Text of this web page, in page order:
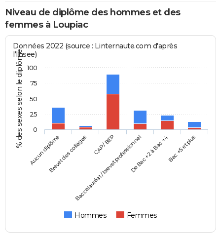
Niveau de diplôme des hommes et des
femmes à Loupiac
% des sexes selon le diplôme
Données 2022 (source : Linternaute.com d'après
l'Insee)
Hommes Femmes
Aucun diplômeBrevet des collèges CAP / BEP
Baccalauréat / brevet professionnelDe Bac +2 à Bac +4Bac +5 et plus
0
25
50
75
100